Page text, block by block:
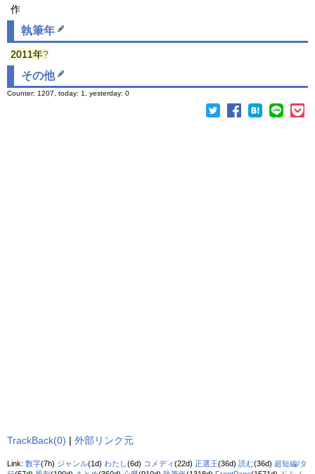
作
執筆年
2011年?
その他
Counter: 1207, today: 1, yesterday: 0
TrackBack(0) | 外部リンク元
Link: 数字(7h) ジャンル(1d) わたし(6d) コメディ(22d) 正選王(36d) 読む(36d) 超短編/タ